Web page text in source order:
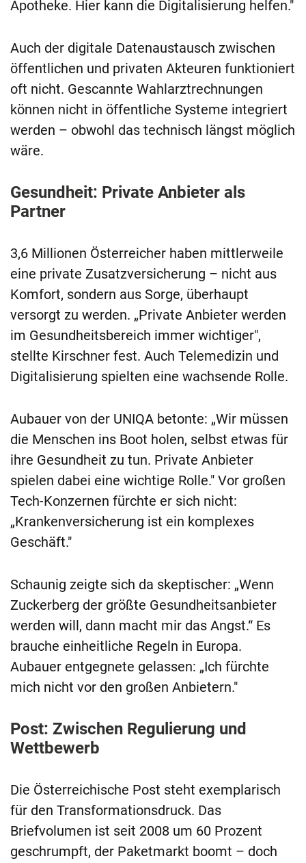
Apotheke. Hier kann die Digitalisierung helfen."
Auch der digitale Datenaustausch zwischen
öffentlichen und privaten Akteuren funktioniert
oft nicht. Gescannte Wahlarztrechnungen
können nicht in öffentliche Systeme integriert
werden – obwohl das technisch längst möglich
wäre.
Gesundheit: Private Anbieter als
Partner
3,6 Millionen Österreicher haben mittlerweile
eine private Zusatzversicherung – nicht aus
Komfort, sondern aus Sorge, überhaupt
versorgt zu werden. „Private Anbieter werden
im Gesundheitsbereich immer wichtiger",
stellte Kirschner fest. Auch Telemedizin und
Digitalisierung spielten eine wachsende Rolle.
Aubauer von der UNIQA betonte: „Wir müssen
die Menschen ins Boot holen, selbst etwas für
ihre Gesundheit zu tun. Private Anbieter
spielen dabei eine wichtige Rolle." Vor großen
Tech-Konzernen fürchte er sich nicht:
„Krankenversicherung ist ein komplexes
Geschäft."
Schaunig zeigte sich da skeptischer: „Wenn
Zuckerberg der größte Gesundheitsanbieter
werden will, dann macht mir das Angst.“ Es
brauche einheitliche Regeln in Europa.
Aubauer entgegnete gelassen: „Ich fürchte
mich nicht vor den großen Anbietern."
Post: Zwischen Regulierung und
Wettbewerb
Die Österreichische Post steht exemplarisch
für den Transformationsdruck. Das
Briefvolumen ist seit 2008 um 60 Prozent
geschrumpft, der Paketmarkt boomt – doch